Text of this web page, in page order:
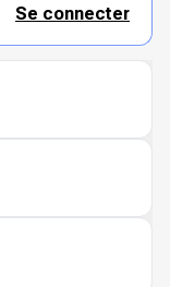
Se connecter